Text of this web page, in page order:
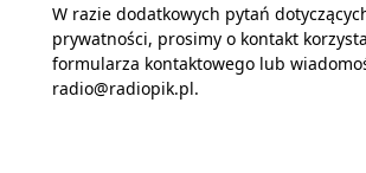
W razie dodatkowych pytań
prywatności, prosimy o kontakt
formularza kontaktowego lub
radio@radiopik.pl.